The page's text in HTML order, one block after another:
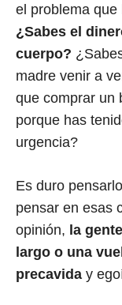
el problema que
¿Sabes el
cuerpo?
madre venir a
que comprar un
porque has
urgencia?
Es duro
pensar en esas
opinión, la
largo o una
precavida y